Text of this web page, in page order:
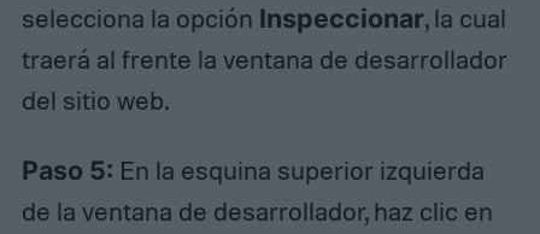
selecciona la opción Inspeccionar, la cual
traerá al frente la ventana de desarrollador
del sitio web.
Paso 5: En la esquina superior izquierda
de la ventana de desarrollador, haz clic en